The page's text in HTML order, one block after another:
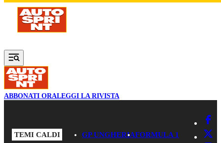
Vai al contenuto principale
ABBONATI ORALEGGI LA RIVISTA
TEMI CALDI GP UNGHERIAFORMULA 1